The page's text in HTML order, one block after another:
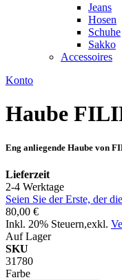
Jeans
Hosen
Schuhe
Sakko
Accessoires
Konto
Haube
Eng anliegende Haube von
Lieferzeit
2-4 Werktage
Seien Sie der Erste, der
80,00 €
Inkl. 20% Steuern,exkl.
Auf Lager
SKU
31780
Farbe